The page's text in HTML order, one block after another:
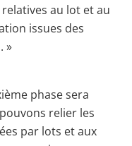
au lot et au
issues des
»
phase sera
relier les
par lots et aux